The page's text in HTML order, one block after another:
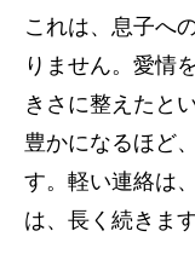
これは、息子へ
りません。愛情
きさに整えたと
豊かになるほど
す。軽い連絡は
は、長く続きます